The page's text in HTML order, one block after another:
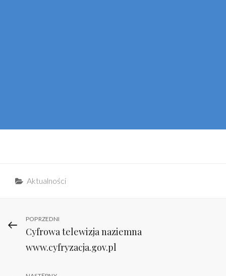
Categories
Aktualności
Nawigacja
wpisu
Previous
Post
POPRZEDNI
Cyfrowa telewizja naziemna
www.cyfryzacja.gov.pl